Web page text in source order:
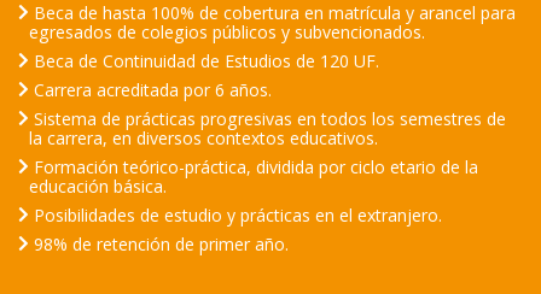
Beca de hasta 100% de cobertura en matrícula y arancel para
egresados de colegios públicos y subvencionados.
Beca de Continuidad de Estudios de 120 UF.
Carrera acreditada por 6 años.
Sistema de prácticas progresivas en todos los semestres de
la carrera, en diversos contextos educativos.
Formación teórico-práctica, dividida por ciclo etario de la
educación básica.
Posibilidades de estudio y prácticas en el extranjero.
98% de retención de primer año.